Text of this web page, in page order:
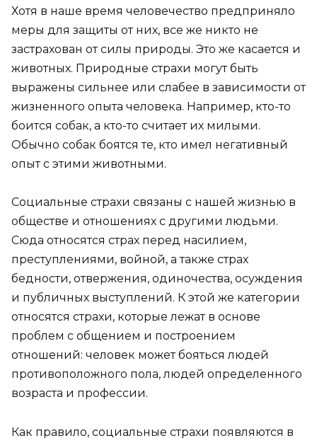
Хотя в наше время человечество предприняло
меры для защиты от них, все же никто не
застрахован от силы природы. Это же касается и
животных. Природные страхи могут быть
выражены сильнее или слабее в зависимости от
жизненного опыта человека. Например, кто-то
боится собак, а кто-то считает их милыми.
Обычно собак боятся те, кто имел негативный
опыт с этими животными.
Социальные страхи связаны с нашей жизнью в
обществе и отношениях с другими людьми.
Сюда относятся страх перед насилием,
преступлениями, войной, а также страх
бедности, отвержения, одиночества, осуждения
и публичных выступлений. К этой же категории
относятся страхи, которые лежат в основе
проблем с общением и построением
отношений: человек может бояться людей
противоположного пола, людей определенного
возраста и профессии.
Как правило, социальные страхи появляются в